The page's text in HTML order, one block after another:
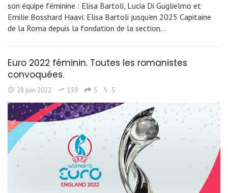
son équipe féminine : Elisa Bartoli, Lucia Di Guglielmo et
Emilie Bosshard Haavi. Elisa Bartoli jusqu'en 2025 Capitaine
de la Roma depuis la fondation de la section…
Euro 2022 féminin. Toutes les romanistes
convoquées.
28 juin 2022 159 5 5